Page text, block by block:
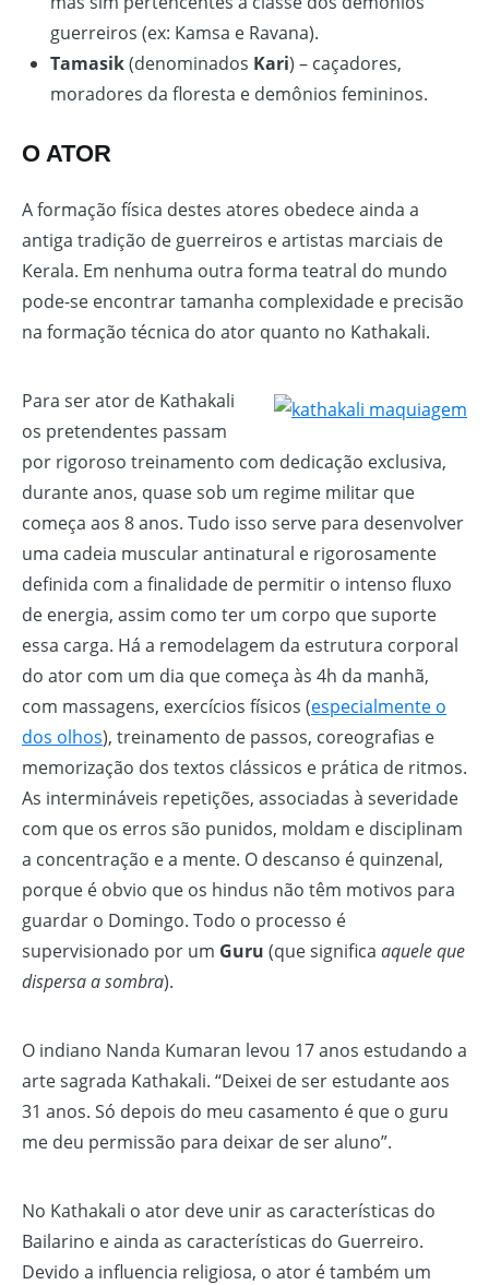
guerreiros (ex: Kamsa e Ravana).
Tamasik(denominados Kari) – caçadores,
moradores da floresta e demônios femininos.
O ATOR
A formação física destes atores obedece ainda a
antiga tradição de guerreiros e artistas marciais de
Kerala. Em nenhuma outra forma teatral do mundo
pode-se encontrar tamanha complexidade e precisão
na formação técnica do ator quanto no Kathakali.
Para ser ator de Kathakali
os pretendentes passam
por rigoroso treinamento com dedicação exclusiva,
durante anos, quase sob um regime militar que
começa aos 8 anos. Tudo isso serve para desenvolver
uma cadeia muscular antinatural e rigorosamente
definida com a finalidade de permitir o intenso fluxo
de energia, assim como ter um corpo que suporte
essa carga. Há a remodelagem da estrutura corporal
do ator com um dia que começa às 4h da manhã,
com massagens, exercícios físicos (especialmente o
dos olhos), treinamento de passos, coreografias e
memorização dos textos clássicos e prática de ritmos.
As intermináveis repetições, associadas à severidade
com que os erros são punidos, moldam e disciplinam
a concentração e a mente. O descanso é quinzenal,
porque é obvio que os hindus não têm motivos para
guardar o Domingo. Todo o processo é
supervisionado por um Guru (que significa aquele que
dispersa a sombra).
O indiano Nanda Kumaran levou 17 anos estudando a
arte sagrada Kathakali. “Deixei de ser estudante aos
31 anos. Só depois do meu casamento é que o guru
me deu permissão para deixar de ser aluno”.
No Kathakali o ator deve unir as características do
Bailarino e ainda as características do Guerreiro.
Devido a influencia religiosa, o ator é também um